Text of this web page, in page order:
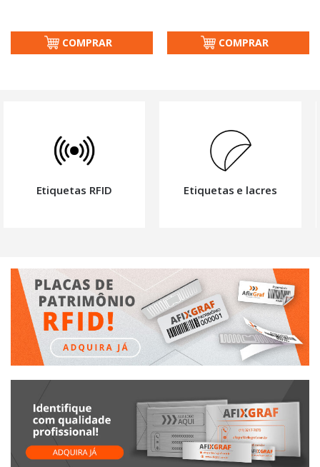
COMPRAR COMPRAR
Etiquetas e lacres Personalizadas